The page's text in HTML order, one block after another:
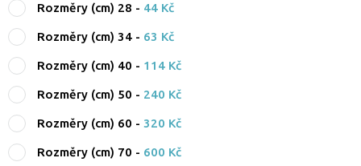
Rozměry (cm) 28 - 44 Kč
Rozměry (cm) 34 - 63 Kč
Rozměry (cm) 40 - 114 Kč
Rozměry (cm) 50 - 240 Kč
Rozměry (cm) 60 - 320 Kč
Rozměry (cm) 70 - 600 Kč